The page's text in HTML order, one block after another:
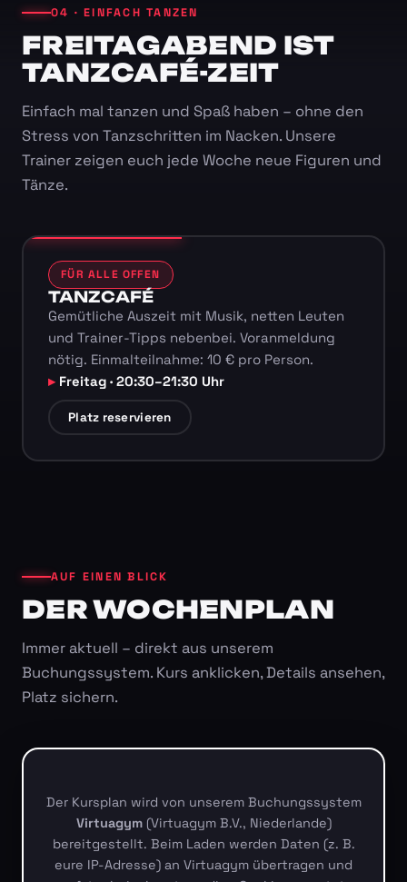
04 · EINFACH TANZEN
FREITAGABEND IST
TANZCAFÉ-ZEIT
Einfach mal tanzen und Spaß haben – ohne den
Stress von Tanzschritten im Nacken. Unsere
Trainer zeigen euch jede Woche neue Figuren und
Tänze.
FÜR ALLE OFFEN
TANZCAFÉ
Gemütliche Auszeit mit Musik, netten Leuten
und Trainer-Tipps nebenbei. Voranmeldung
nötig. Einmalteilnahme: 10 € pro Person.
Freitag · 20:30–21:30 Uhr
Platz reservieren
AUF EINEN BLICK
DER WOCHENPLAN
Immer aktuell – direkt aus unserem
Buchungssystem. Kurs anklicken, Details ansehen,
Platz sichern.
Der Kursplan wird von unserem Buchungssystem
Virtuagym(Virtuagym B.V., Niederlande)
bereitgestellt. Beim Laden werden Daten (z. B.
eure IP-Adresse) an Virtuagym übertragen und